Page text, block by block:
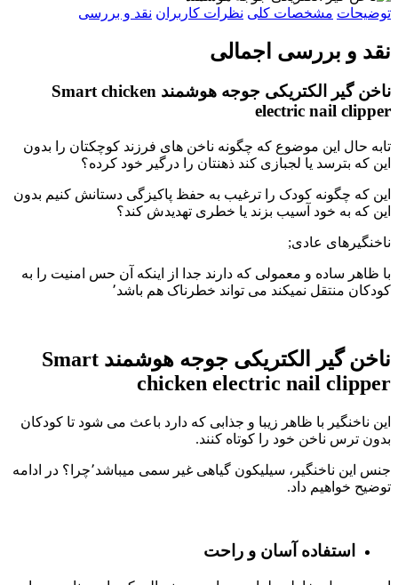
توضیحات مشخصات کلی نظرات کاربران نقد و بررسی
نقد و بررسی اجمالی
ناخن گیر الکتریکی جوجه هوشمند Smart chicken
electric nail clipper
تابه حال این موضوع که چگونه ناخن های فرزند کوچکتان را بدون
این که بترسد یا لجبازی کند ذهنتان را درگیر خود کرده؟
این که چگونه کودک را ترغیب به حفظ پاکیزگی دستانش کنیم بدون
این که به خود آسیب بزند یا خطری تهدیدش کند؟
ناخنگیرهای عادی;
با ظاهر ساده و معمولی که دارند جدا از اینکه آن حس امنیت را به
کودکان منتقل نمیکند می تواند خطرناک هم باشد٬
ناخن گیر الکتریکی جوجه هوشمند Smart
chicken electric nail clipper
این ناخنگیر با ظاهر زیبا و جذابی که دارد باعث می شود تا کودکان
بدون ترس ناخن خود را کوتاه کنند.
جنس این ناخنگیر، سیلیکون گیاهی غیر سمی میباشد٬چرا؟ در ادامه
توضیح خواهیم داد.
استفاده آسان و راحت